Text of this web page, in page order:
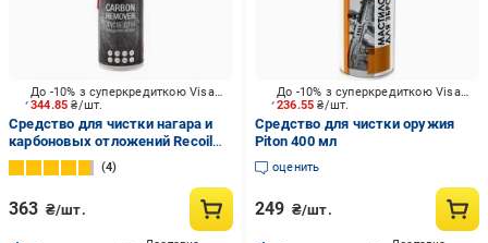
344.85₴/шт.
До -10% з суперкредиткою Visa Вигода
Средство для чистки нагара и
карбоновых отложений Recoil
400 мл
4
363 ₴/шт.
236.55₴/шт.
До -10% з суперкредиткою Visa Вигода
Средство для чистки оружия
Piton 400 мл
оценить
249 ₴/шт.